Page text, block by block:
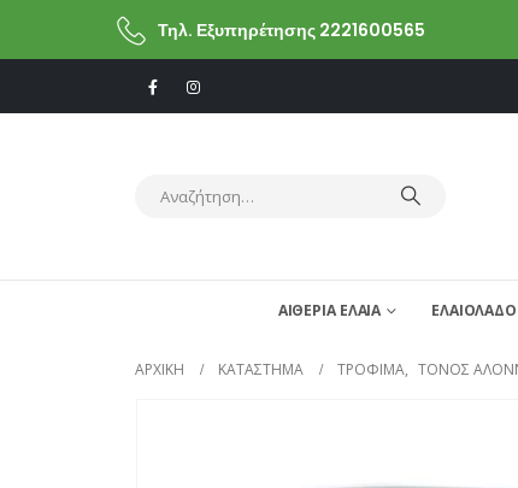
Τηλ. Εξυπηρέτησης 2221600565
ΑΙΘΕΡΙΑ ΕΛΑΙΑ ΕΛΑΙΟΛΑΔΟ
ΑΡΧΙΚΗ ΚΑΤΆΣΤΗΜΑ ΤΡΟΦΙΜΑ, ΤΟΝΟΣ